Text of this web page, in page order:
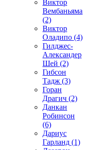
Виктор
Вембаньяма
(2)
Виктор
Оладипо (4)
Гилджес-
Александер
Шей (2)
Гибсон
Тадж (3)
Горан
Драгич (2)
Данкан
Робинсон
(6)
Дариус
Гарланд (1)